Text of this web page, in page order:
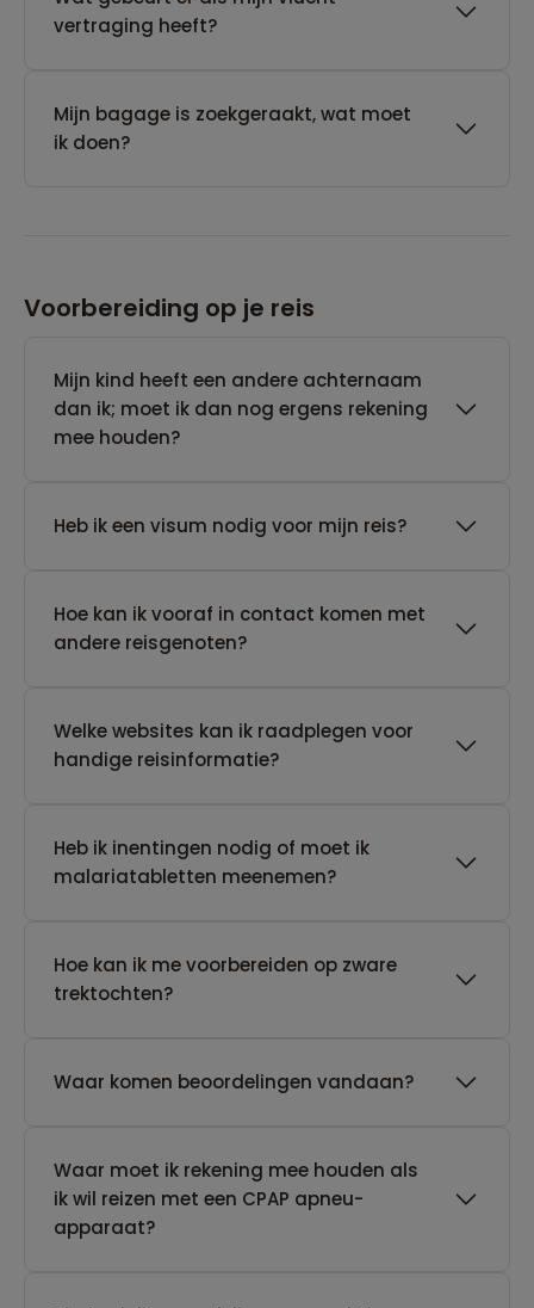
vertraging heeft?
Mijn bagage is zoekgeraakt, wat moet
ik doen?
Voorbereiding op je reis
Mijn kind heeft een andere achternaam
dan ik; moet ik dan nog ergens rekening
mee houden?
Heb ik een visum nodig voor mijn reis?
Hoe kan ik vooraf in contact komen met
andere reisgenoten?
Welke websites kan ik raadplegen voor
handige reisinformatie?
Heb ik inentingen nodig of moet ik
malariatabletten meenemen?
Hoe kan ik me voorbereiden op zware
trektochten?
Waar komen beoordelingen vandaan?
Waar moet ik rekening mee houden als
ik wil reizen met een CPAP apneu-
apparaat?